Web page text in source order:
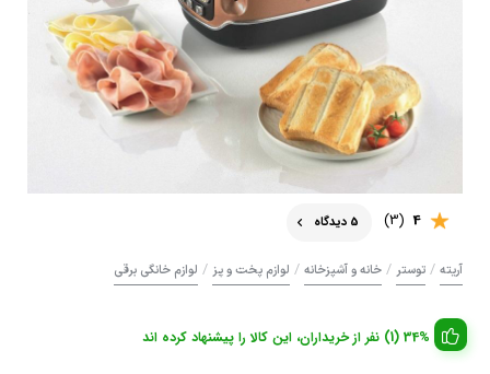
4
(3) 5 دیدگاه
آریته / توستر / خانه و آشپزخانه / لوازم پخت و پز / لوازم خانگی برقی
34% (1) نفر از خریداران، این کالا را پیشنهاد کرده اند